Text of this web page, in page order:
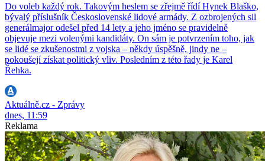
Do voleb každý rok. Takovým heslem se zřejmě řídí Hynek Blaško,
bývalý příslušník Československé lidové armády. Z ozbrojených sil
generálmajor odešel před 14 lety a jeho jméno se pravidelně
objevuje mezi volenými kandidáty. On sám je potvrzením toho, jak
se lidé se zkušenostmi z vojska – někdy úspěšně, jindy ne –
pokoušejí získat politický vliv. Posledním z této řady je Karel
Řehka.
Aktuálně.cz - Zprávy
dnes, 11:59
Reklama